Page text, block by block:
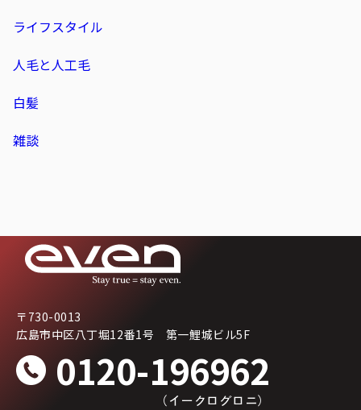
ライフスタイル
人毛と人工毛
白髪
雑談
〒730-0013
広島市中区八丁堀12番1号 第一鯉城ビル5F
0120-196962
（イークログロニ）